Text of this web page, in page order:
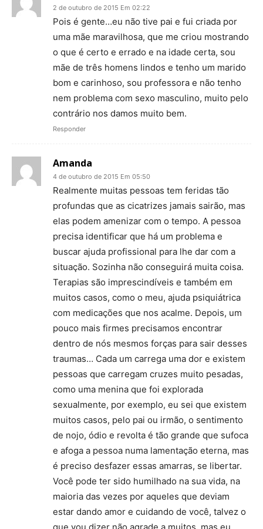
2 de outubro de 2015 Em 02:22
Pois é gente…eu não tive pai e fui criada por
uma mãe maravilhosa, que me criou mostrando
o que é certo e errado e na idade certa, sou
mãe de três homens lindos e tenho um marido
bom e carinhoso, sou professora e não tenho
nem problema com sexo masculino, muito pelo
contrário nos damos muito bem.
Responder
Amanda
4 de outubro de 2015 Em 05:50
Realmente muitas pessoas tem feridas tão
profundas que as cicatrizes jamais sairão, mas
elas podem amenizar com o tempo. A pessoa
precisa identificar que há um problema e
buscar ajuda profissional para lhe dar com a
situação. Sozinha não conseguirá muita coisa.
Terapias são imprescindíveis e também em
muitos casos, como o meu, ajuda psiquiátrica
com medicações que nos acalme. Depois, um
pouco mais firmes precisamos encontrar
dentro de nós mesmos forças para sair desses
traumas… Cada um carrega uma dor e existem
pessoas que carregam cruzes muito pesadas,
como uma menina que foi explorada
sexualmente, por exemplo, eu sei que existem
muitos casos, pelo pai ou irmão, o sentimento
de nojo, ódio e revolta é tão grande que sufoca
e afoga a pessoa numa lamentação eterna, mas
é preciso desfazer essas amarras, se libertar.
Você pode ter sido humilhado na sua vida, na
maioria das vezes por aqueles que deviam
estar dando amor e cuidando de você, talvez o